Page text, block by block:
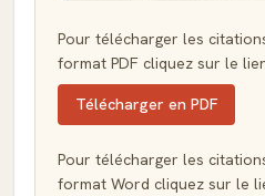
Pour télécharger les
format PDF cliquez sur le
Télécharger en PDF
Pour télécharger les
format Word cliquez sur le